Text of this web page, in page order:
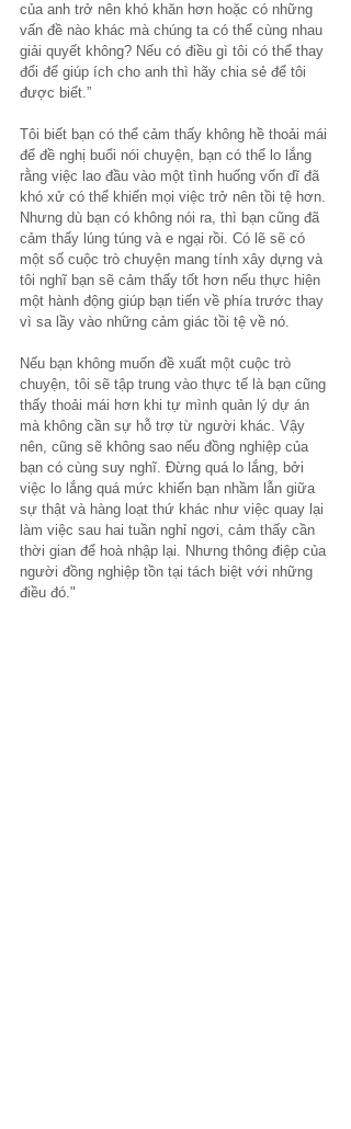
của anh trở nên khó khăn hơn hoặc có những
vấn đề nào khác mà chúng ta có thể cùng nhau
giải quyết không? Nếu có điều gì tôi có thể thay
đổi để giúp ích cho anh thì hãy chia sẻ để tôi
được biết.”
Tôi biết bạn có thể cảm thấy không hề thoải mái
để đề nghị buổi nói chuyện, bạn có thể lo lắng
rằng việc lao đầu vào một tình huống vốn dĩ đã
khó xử có thể khiến mọi việc trở nên tồi tệ hơn.
Nhưng dù bạn có không nói ra, thì bạn cũng đã
cảm thấy lúng túng và e ngại rồi. Có lẽ sẽ có
một số cuộc trò chuyện mang tính xây dựng và
tôi nghĩ bạn sẽ cảm thấy tốt hơn nếu thực hiện
một hành động giúp bạn tiến về phía trước thay
vì sa lầy vào những cảm giác tồi tệ về nó.
Nếu bạn không muốn đề xuất một cuộc trò
chuyện, tôi sẽ tập trung vào thực tế là bạn cũng
thấy thoải mái hơn khi tự mình quản lý dự án
mà không cần sự hỗ trợ từ người khác. Vậy
nên, cũng sẽ không sao nếu đồng nghiệp của
bạn có cùng suy nghĩ. Đừng quá lo lắng, bởi
việc lo lắng quá mức khiến bạn nhầm lẫn giữa
sự thật và hàng loạt thứ khác như việc quay lại
làm việc sau hai tuần nghỉ ngơi, cảm thấy cần
thời gian để hoà nhập lại. Nhưng thông điệp của
người đồng nghiệp tồn tại tách biệt với những
điều đó."